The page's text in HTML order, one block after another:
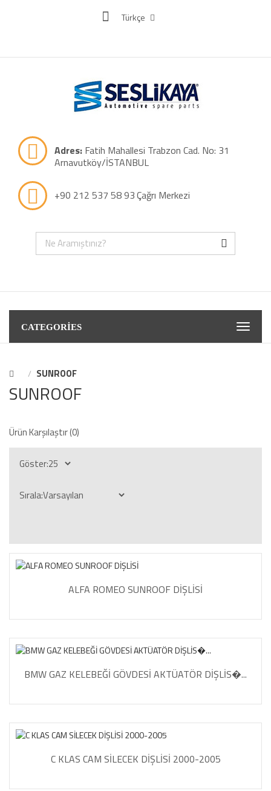
Türkçe
Adres: Fatih Mahallesi Trabzon Cad. No: 31
Arnavutköy/İSTANBUL
+90 212 537 58 93Çağrı Merkezi
CATEGORIES
SUNROOF
SUNROOF
Ürün Karşılaştır (0)
ALFA ROMEO SUNROOF DİŞLİSİ
BMW GAZ KELEBEĞİ GÖVDESİ AKTÜATÖR DİŞLİS�...
C KLAS CAM SİLECEK DİŞLİSİ 2000-2005